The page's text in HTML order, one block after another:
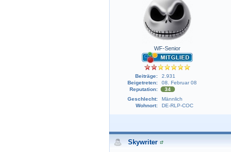
WF-Senior
Beiträge:
2.931
Beigetreten:
08. Februar 08
Reputation:
34
Geschlecht:
Männlich
Wohnort:
DE-RLP-COC
Skywriter